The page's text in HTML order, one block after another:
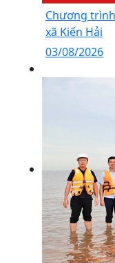
Chương
xã Kiến Hải
03/08/2026